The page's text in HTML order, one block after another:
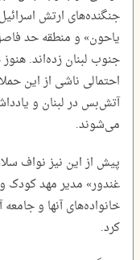
جنگنده‌های ارتش
یاحون» و منطقه حد
جنوب لبنان زده‌اند.
احتمالی ناشی از این
آتش‌بس در لبنان و
می‌شوند.
پیش از این نیز نواف
غندور» مدیر مهد کودک و
خانواده‌های آنها و
کرد.